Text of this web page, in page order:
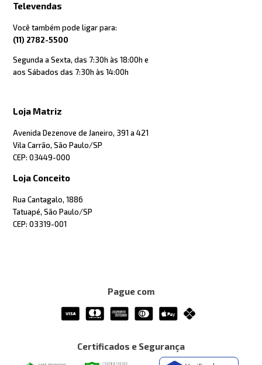
Televendas
Você também pode ligar para:
(11) 2782-5500
Segunda a Sexta, das 7:30h às 18:00h e
aos Sábados das 7:30h às 14:00h
Loja Matriz
Avenida Dezenove de Janeiro, 391 a 421
Vila Carrão, São Paulo/SP
CEP: 03449-000
Loja Conceito
Rua Cantagalo, 1886
Tatuapé, São Paulo/SP
CEP: 03319-001
Pague com
Certificados e Segurança